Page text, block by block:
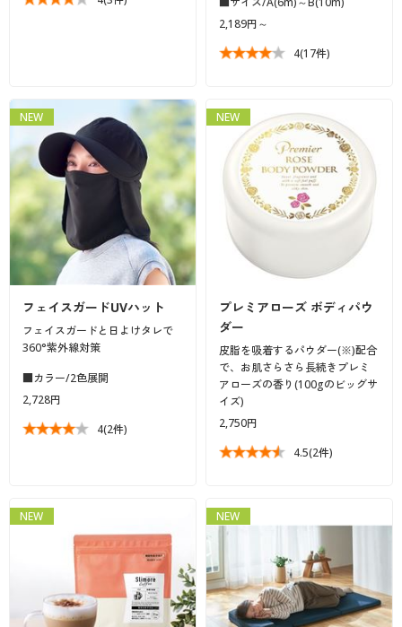
2,189円～
4(17件)
NEW
フェイスガードUVハット
フェイスガードと日よけタレで
360°紫外線対策
■カラー/2色展開
2,728円
4(2件)
NEW
プレミアローズ ボディパウ
ダー
皮脂を吸着するパウダー(※)配合
で、お肌さらさら長続きプレミ
アローズの香り(100gのビッグサ
イズ)
2,750円
4.5(2件)
NEW NEW